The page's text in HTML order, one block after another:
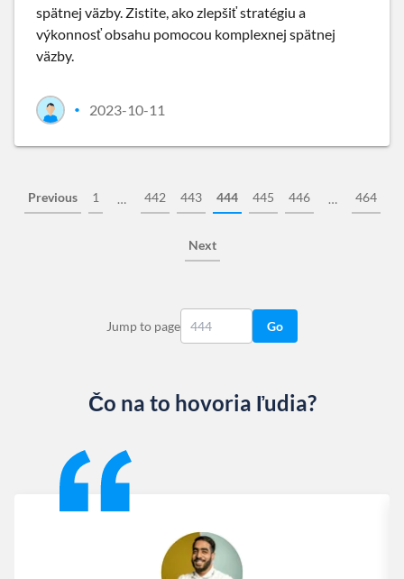
spätnej väzby. Zistite, ako zlepšiť stratégiu a
výkonnosť obsahu pomocou komplexnej spätnej
väzby.
• 2023-10-11
Previous 1 … 442 443 444 445 446 … 464
Next
Jump to page Go
Čo na to hovoria ľudia?